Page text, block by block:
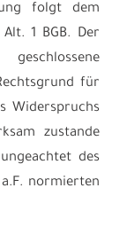
folgt dem
1 BGB. Der
für
Widerspruchs
zustande
des
normierten